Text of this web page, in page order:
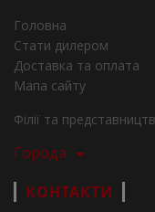
Головна
Стати дилером
Доставка та оплата
Мапа сайту
Філії та
Города
КОНТАКТИ